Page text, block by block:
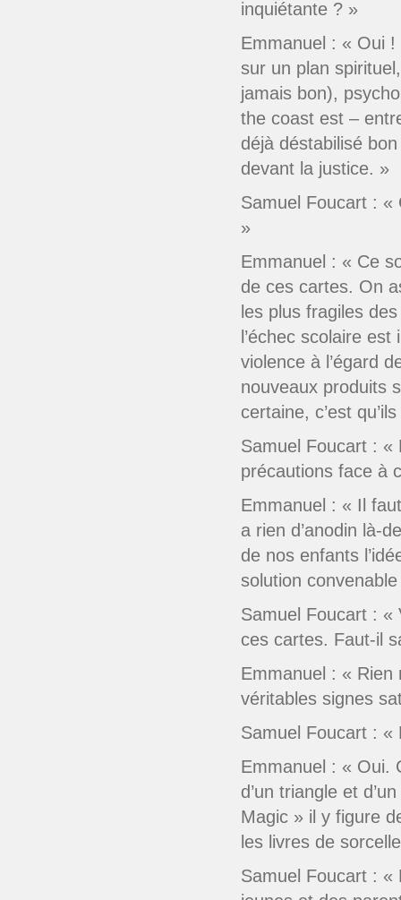
inquiétante ? »
Emmanuel : « Oui
sur un plan
jamais bon),
the coast est –
déjà déstabilisé
devant la justice. »
Samuel Foucart : «
»
Emmanuel : « Ce
de ces cartes. On
les plus fragiles
l’échec scolaire
violence à l’égard
nouveaux produits
certaine, c’est
Samuel Foucart : «
précautions face à
Emmanuel : « Il
a rien d’anodin là-
de nos enfants
solution
Samuel Foucart : «
ces cartes. Faut-il
Emmanuel : « Rien
véritables signes
Samuel Foucart : «
Emmanuel : « Oui.
d’un triangle et
Magic » il y figure
les livres de
Samuel Foucart : «